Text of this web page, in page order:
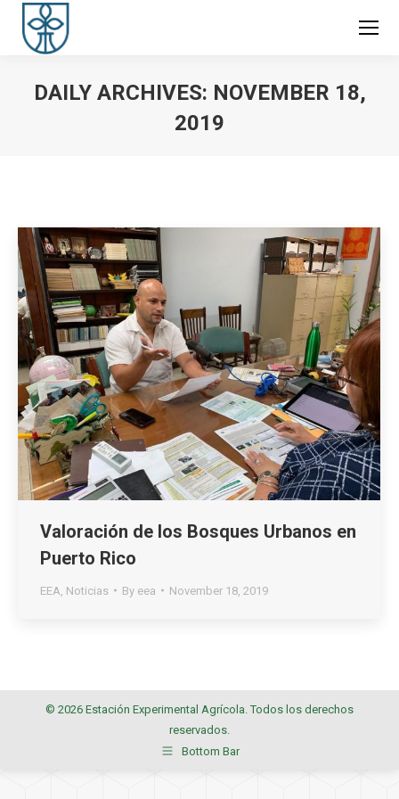
DAILY ARCHIVES: NOVEMBER 18,
2019
Valoración de los Bosques Urbanos en
Puerto Rico
EEA Noticias By eea November 18, 2019
© 2026 Estación Experimental Agrícola. Todos los derechos
reservados.
Bottom Bar